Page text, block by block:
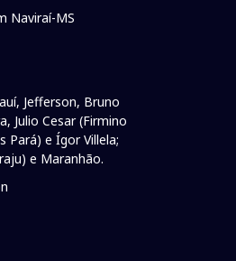
Naviraí-MS
Jefferson, Bruno
Julio Cesar (Firmino
Pará) e Ígor Villela;
e Maranhão.